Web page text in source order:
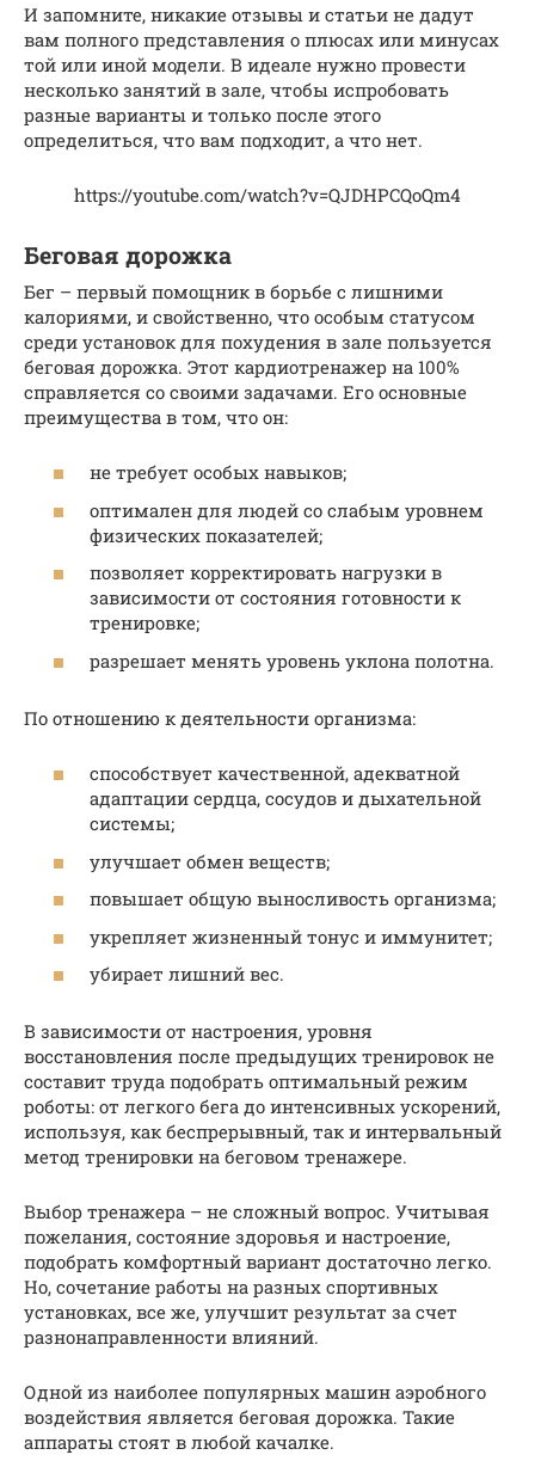
И запомните, никакие отзывы и статьи не дадут
вам полного представления о плюсах или минусах
той или иной модели. В идеале нужно провести
несколько занятий в зале, чтобы испробовать
разные варианты и только после этого
определиться, что вам подходит, а что нет.
https://youtube.com/watch?v=QJDHPCQoQm4
Беговая дорожка
Бег – первый помощник в борьбе с лишними
калориями, и свойственно, что особым статусом
среди установок для похудения в зале пользуется
беговая дорожка. Этот кардиотренажер на 100%
справляется со своими задачами. Его основные
преимущества в том, что он:
не требует особых навыков;
оптимален для людей со слабым уровнем
физических показателей;
позволяет корректировать нагрузки в
зависимости от состояния готовности к
тренировке;
разрешает менять уровень уклона полотна.
По отношению к деятельности организма:
способствует качественной, адекватной
адаптации сердца, сосудов и дыхательной
системы;
улучшает обмен веществ;
повышает общую выносливость организма;
укрепляет жизненный тонус и иммунитет;
убирает лишний вес.
В зависимости от настроения, уровня
восстановления после предыдущих тренировок не
составит труда подобрать оптимальный режим
роботы: от легкого бега до интенсивных ускорений,
используя, как беспрерывный, так и интервальный
метод тренировки на беговом тренажере.
Выбор тренажера – не сложный вопрос. Учитывая
пожелания, состояние здоровья и настроение,
подобрать комфортный вариант достаточно легко.
Но, сочетание работы на разных спортивных
установках, все же, улучшит результат за счет
разнонаправленности влияний.
Одной из наиболее популярных машин аэробного
воздействия является беговая дорожка. Такие
аппараты стоят в любой качалке.